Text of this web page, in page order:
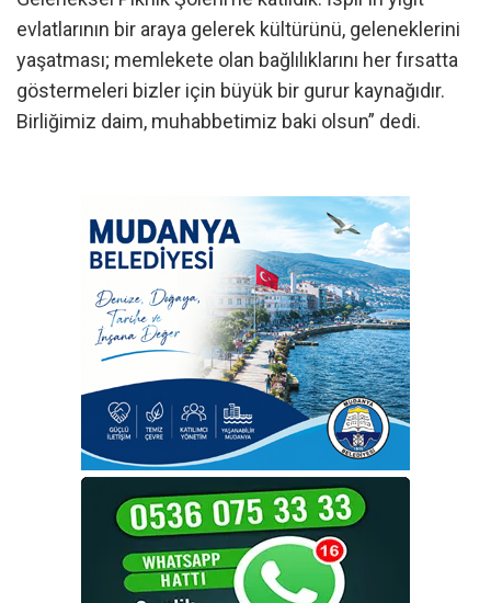
evlatlarının bir araya gelerek kültürünü, geleneklerini
yaşatması; memlekete olan bağlılıklarını her fırsatta
göstermeleri bizler için büyük bir gurur kaynağıdır.
Birliğimiz daim, muhabbetimiz baki olsun” dedi.